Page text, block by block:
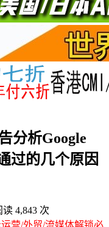
分析Google
过的几个原因
读 4,843 次
营/外贸/流媒体解锁必